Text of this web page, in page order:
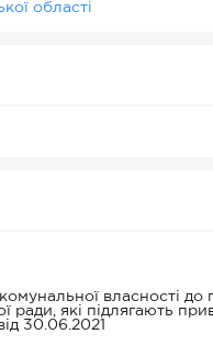
області
власності до
ради, які підлягають
30.06.2021